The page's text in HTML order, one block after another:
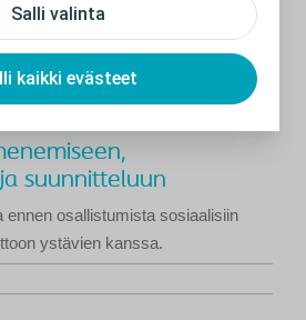
Salli valinta
kaikki evästeet
suunnitteluun
ennen osallistumista sosiaalisiin
ystävien kanssa.